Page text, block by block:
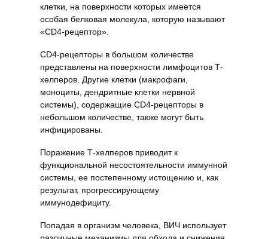
клетки, на поверхности которых имеется
особая белковая молекула, которую называют
«CD4-рецептор».
CD4-рецепторы в большом количестве
представлены на поверхности лимфоцитов Т-
хелперов. Другие клетки (макрофаги,
моноциты, дендритные клетки нервной
системы), содержащие CD4-рецепторы в
небольшом количестве, также могут быть
инфицированы.
Поражение Т-хелперов приводит к
функциональной несостоятельности иммунной
системы, ее постепенному истощению и, как
результат, прогрессирующему
иммунодефициту.
Попадая в организм человека, ВИЧ использует